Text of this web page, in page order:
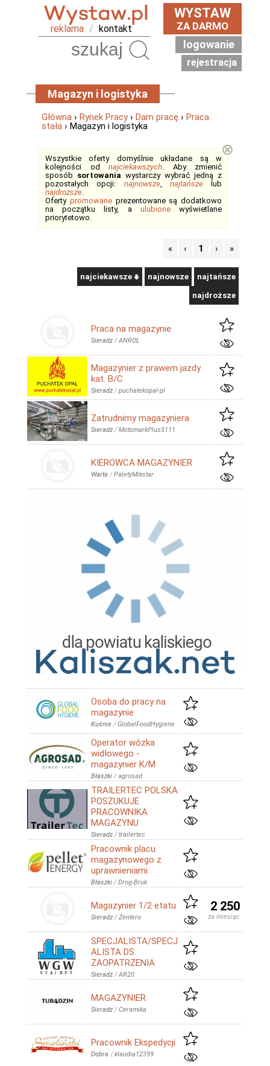
reklama / kontakt
WYSTAW
ZA DARMO
logowanie
rejestracja
Magazyn i logistyka
Główna › Rynek Pracy› Dam pracę › Praca
stała › Magazyn i logistyka
Wszystkie oferty domyślnie układane są w
kolejności od najciekawszych. Aby zmienić
sposób sortowania wystarczy wybrać jedną z
pozostałych opcji: najnowsze, najtańszelub
najdroższe.
Oferty promowaneprezentowane są dodatkowo
na początku listy, a ulubionewyświetlane
priorytetowo.
⊗
« ‹ 1 › »
najciekawsze najnowsze najtańsze
najdroższe
Praca na magazynie
Sieradz /ANROL
Magazynier z prawem jazdy
kat. B/C
Sieradz /puchatekopal-pl
Zatrudnimy magazyniera
Sieradz /MotomarkPlus5111
KIEROWCA MAGAZYNIER
Warta /PaletyMikstar
Osoba do pracy na
magazynie
Kuśnie /GlobalFoodHygiene
Operator wózka
widłowego -
magazynier K/M
Błaszki /agrosad
TRAILERTEC POLSKA
POSZUKUJE
PRACOWNIKA
MAGAZYNU
Sieradz /trailertec
Pracownik placu
magazynowego z
uprawnieniami
Błaszki /Drog-Bruk
Magazynier 1/2 etatu
Sieradz /Zentero
2 250
za miesiąc
SPECJALISTA/SPECJ
ALISTA DS.
ZAOPATRZENIA
Sieradz /AR20
MAGAZYNIER
Sieradz /Ceramika
Pracownik Ekspedycji
Dobra /klaudia12399